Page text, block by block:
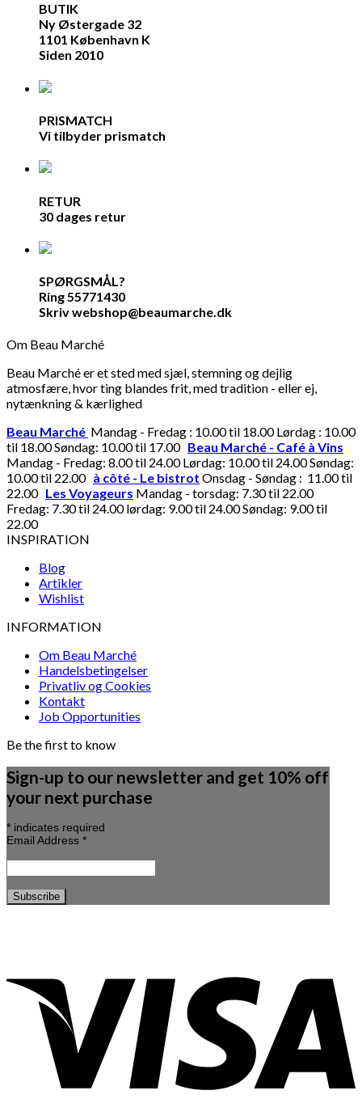
BUTIK
Ny Østergade 32
1101 København K
Siden 2010
PRISMATCH
Vi tilbyder prismatch
RETUR
30 dages retur
SPØRGSMÅL?
Ring 55771430
Skriv webshop@beaumarche.dk
Om Beau Marché
Beau Marché er et sted med sjæl, stemning og dejlig
atmosfære, hvor ting blandes frit, med tradition - eller ej,
nytænkning & kærlighed
Beau Marché Mandag - Fredag : 10.00 til 18.00 Lørdag : 10.00
til 18.00 Søndag: 10.00 til 17.00 Beau Marché - Café à Vins
Mandag - Fredag: 8.00 til 24.00 Lørdag: 10.00 til 24.00 Søndag:
10.00 til 22.00 à côté - Le bistrot Onsdag - Søndag : 11.00 til
22.00 Les Voyageurs Mandag - torsdag: 7.30 til 22.00
Fredag: 7.30 til 24.00 lørdag: 9.00 til 24.00 Søndag: 9.00 til
22.00
INSPIRATION
Blog
Artikler
Wishlist
INFORMATION
Om Beau Marché
Handelsbetingelser
Privatliv og Cookies
Kontakt
Job Opportunities
Be the first to know
Sign-up to our newsletter and get 10% off
your next purchase
* indicates required
Email Address *